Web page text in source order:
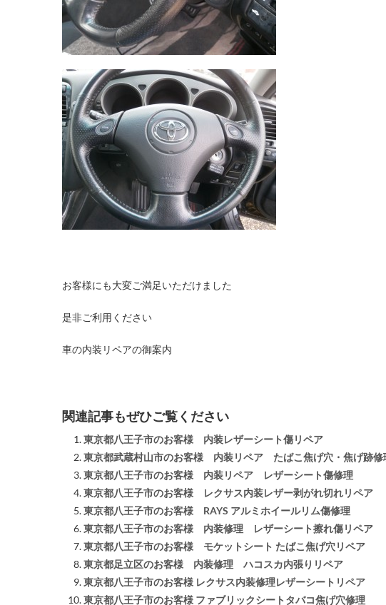
お客様にも大変ご満足いただけました
是非ご利用ください
車の内装リペアの御案内
関連記事もぜひご覧ください
東京都八王子市のお客様 内装レザーシート傷リペア
東京都武蔵村山市のお客様 内装リペア たばこ焦げ穴・焦げ跡修
東京都八王子市のお客様 内装リペア レザーシート傷修理
東京都八王子市のお客様 レクサス内装レザー剥がれ切れリペア
東京都八王子市のお客様 RAYS アルミホイールリム傷修理
東京都八王子市のお客様 内装修理 レザーシート擦れ傷リペア
東京都八王子市のお客様 モケットシート たばこ焦げ穴リペア
東京都足立区のお客様 内装修理 ハコスカ内張りリペア
東京都八王子市のお客様 レクサス内装修理レザーシートリペア
東京都八王子市のお客様 ファブリックシートタバコ焦げ穴修理